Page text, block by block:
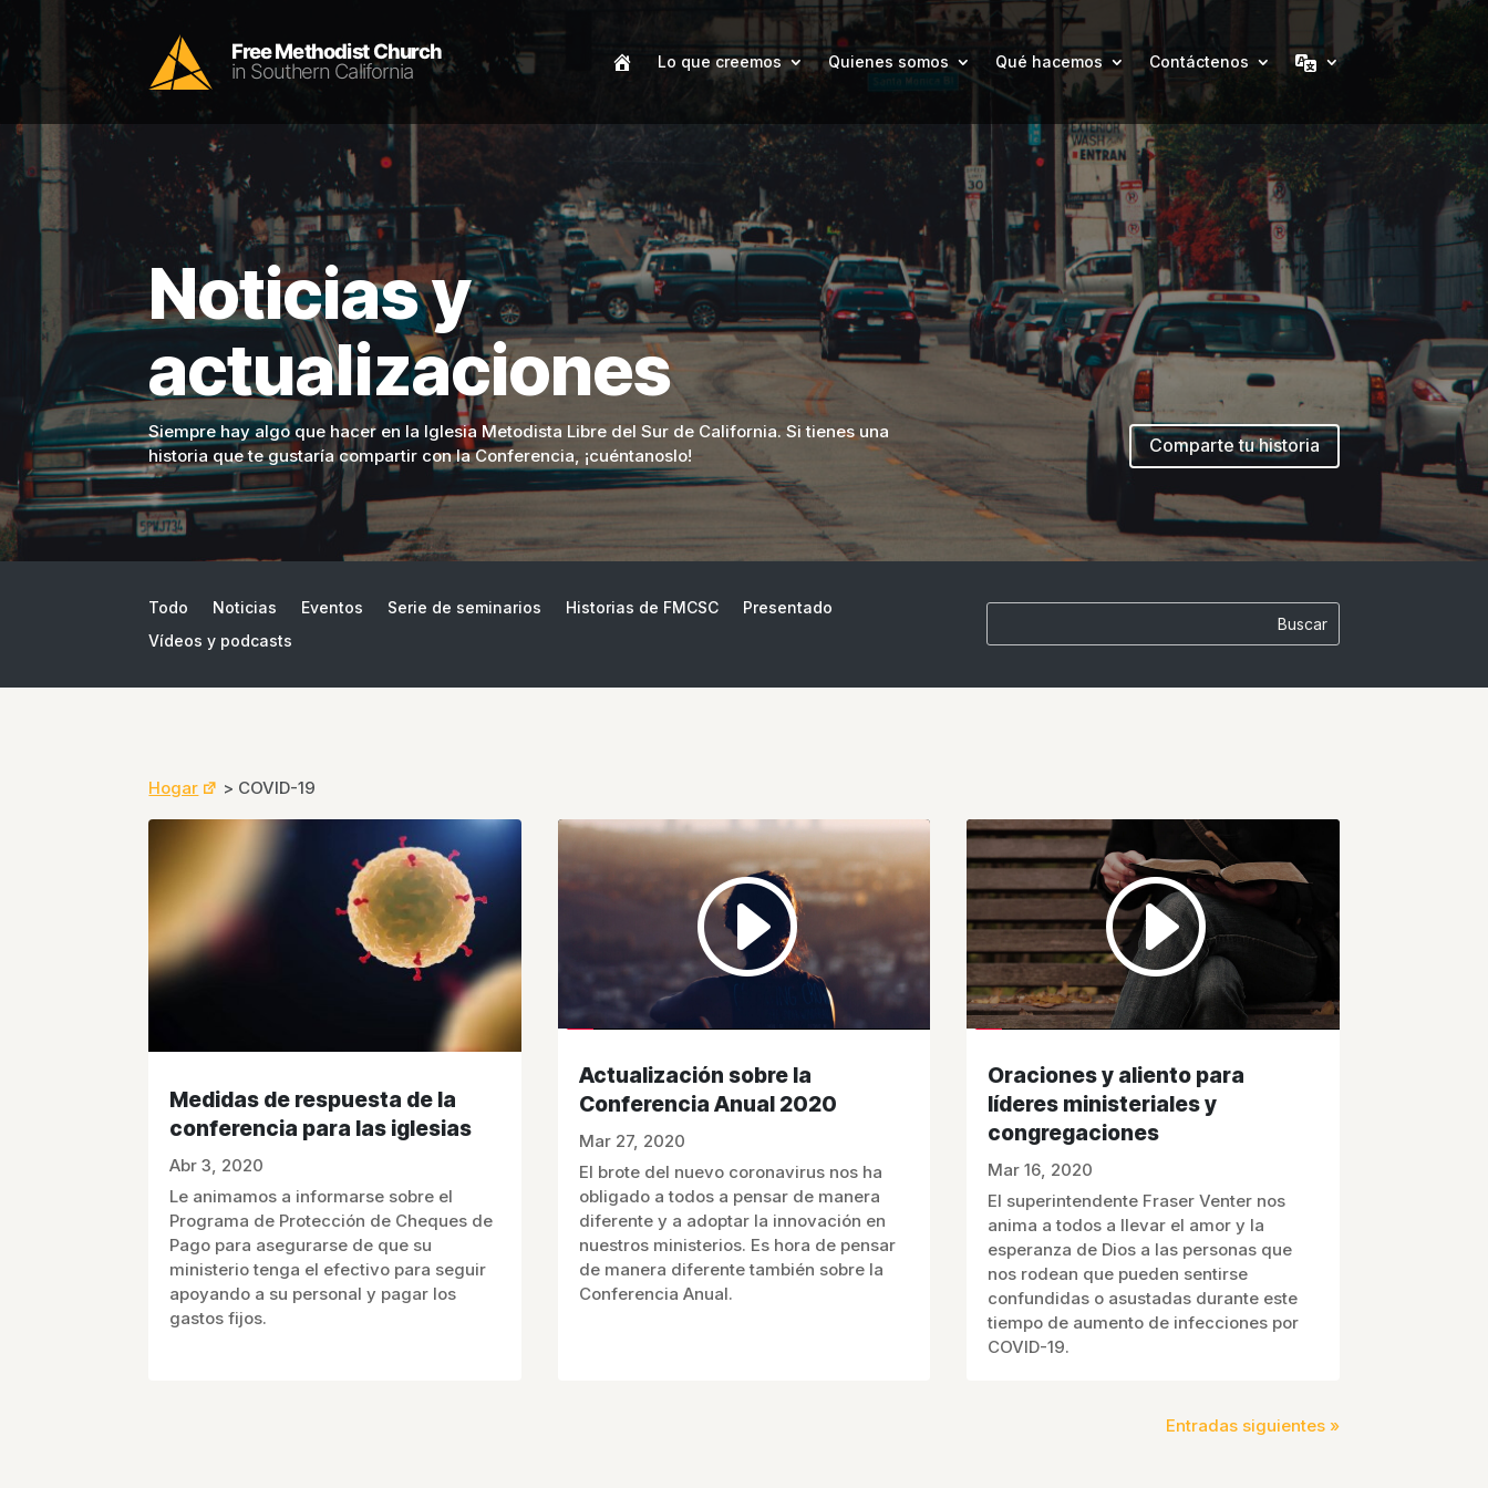
Lo que creemos Quienes somos Qué hacemos Contáctenos
Noticias y
actualizaciones
Siempre hay algo que hacer en la Iglesia Metodista Libre del Sur de California. Si tienes una
historia que te gustaría compartir con la Conferencia, ¡cuéntanoslo!
Comparte tu historia
Todo Noticias Eventos Serie de seminarios Historias de FMCSC
Presentado
Vídeos y podcasts
Hogar > COVID-19
Medidas de respuesta de la
conferencia para las iglesias
Abr 3, 2020
Le animamos a informarse sobre el
Programa de Protección de Cheques de
Pago para asegurarse de que su
ministerio tenga el efectivo para seguir
apoyando a su personal y pagar los
gastos fijos.
Actualización sobre la
Conferencia Anual 2020
Mar 27, 2020
El brote del nuevo coronavirus nos ha
obligado a todos a pensar de manera
diferente y a adoptar la innovación en
nuestros ministerios. Es hora de pensar
de manera diferente también sobre la
Conferencia Anual.
Oraciones y aliento para
líderes ministeriales y
congregaciones
Mar 16, 2020
El superintendente Fraser Venter nos
anima a todos a llevar el amor y la
esperanza de Dios a las personas que
nos rodean que pueden sentirse
confundidas o asustadas durante este
tiempo de aumento de infecciones por
COVID-19.
Entradas siguientes »